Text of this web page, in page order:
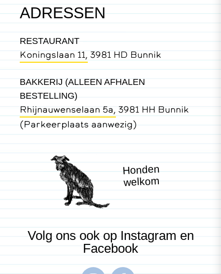
ADRESSEN
RESTAURANT
Koningslaan 11, 3981 HD Bunnik
BAKKERIJ (ALLEEN AFHALEN
BESTELLING)
Rhijnauwenselaan 5a, 3981 HH Bunnik
(Parkeerplaats aanwezig)
Honden
welkom
Volg ons ook op Instagram en
Facebook